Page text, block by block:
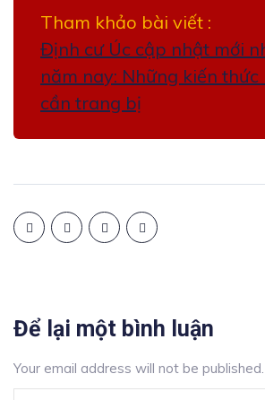
Tham khảo bài viết :
Định cư Úc cập nhật mới
năm nay: Những kiến thức
cần trang bị
Để lại một bình luận
Your email address will not be published.